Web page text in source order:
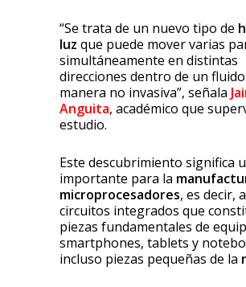
“Se trata de un nuevo tipo de
luz que puede mover varias
simultáneamente en distintas
direcciones dentro de un
manera no invasiva”, señala
Anguita, académico que
estudio.
Este descubrimiento significa
importante para la
microprocesadores, es decir,
circuitos integrados que
piezas fundamentales de
smartphones, tablets y
incluso piezas pequeñas de la